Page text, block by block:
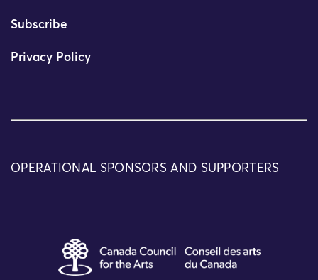
Subscribe
Privacy Policy
OPERATIONAL SPONSORS AND SUPPORTERS